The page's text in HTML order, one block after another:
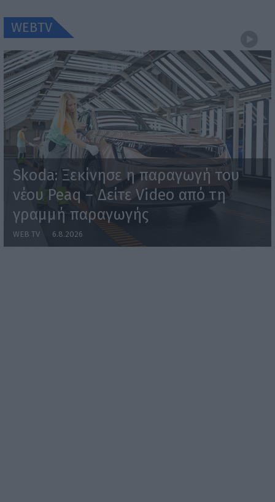
WEBTV
Skoda: Ξεκίνησε η παραγωγή του
νέου Peaq – Δείτε Video από τη
γραμμή παραγωγής
WEB TV 6.8.2026